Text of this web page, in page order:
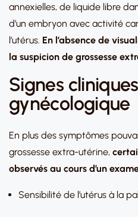
annexielles, de liquide libre
d’un embryon avec activité
l’utérus. En l’absence de
la suspicion de grossesse
Signes
gynécologique
En plus des symptômes
grossesse extra-utérine,
observés au cours d’un
Sensibilité de l’utérus à la